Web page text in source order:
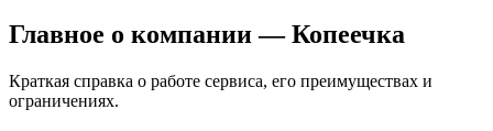
Главное о компании — Копеечка
Краткая справка о работе сервиса, его преимуществах и
ограничениях.